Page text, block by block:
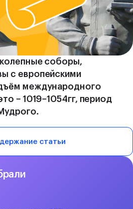
соборы,
с европейскими
международного
– 1019–1054гг, период
статьи